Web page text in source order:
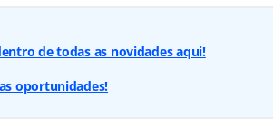
de todas as novidades aqui!
oportunidades!